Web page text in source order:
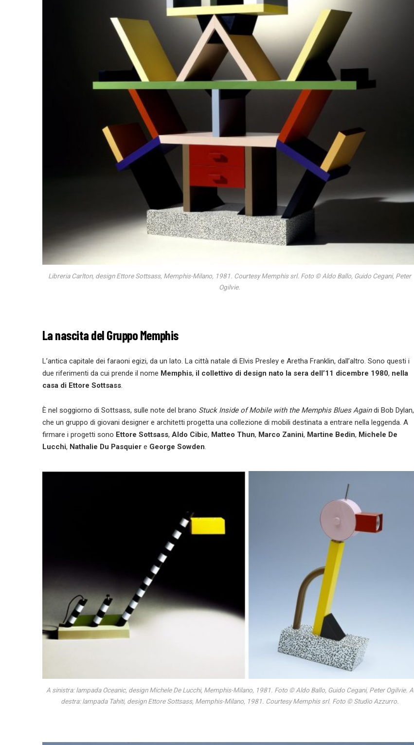
Libreria Carlton, design Ettore Sottsass, Memphis-Milano, 1981. Courtesy Memphis srl. Foto © Aldo Ballo, Guido Cegani, Peter
Ogilvie.
La nascita del Gruppo Memphis
L’antica capitale dei faraoni egizi, da un lato. La città natale di Elvis Presley e Aretha Franklin, dall’altro. Sono questi i
due riferimenti da cui prende il nome Memphis, il collettivo di design nato la sera dell’11 dicembre 1980, nella
casa di Ettore Sottsass.
È nel soggiorno di Sottsass, sulle note del brano Stuck Inside of Mobile with the Memphis Blues Againdi Bob Dylan,
che un gruppo di giovani designer e architetti progetta una collezione di mobili destinata a entrare nella leggenda. A
firmare i progetti sono Ettore Sottsass, Aldo Cibic, Matteo Thun, Marco Zanini, Martine Bedin, Michele De
Lucchi, Nathalie Du Pasquier e George Sowden.
A sinistra: lampada Oceanic, design Michele De Lucchi, Memphis-Milano, 1981. Foto © Aldo Ballo, Guido Cegani, Peter Ogilvie. A
destra: lampada Tahiti, design Ettore Sottsass, Memphis-Milano, 1981. Courtesy Memphis srl. Foto © Studio Azzurro.